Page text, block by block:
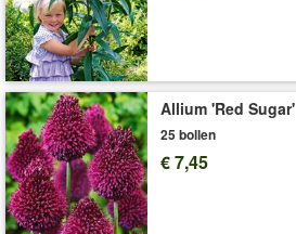
Allium 'Red Sugar'
25 bollen
€ 7,45